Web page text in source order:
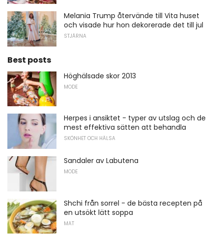
Melania Trump återvände till Vita huset
och visade hur hon dekorerade det till jul
STJÄRNA
Best posts
Höghälsade skor 2013
MODE
Herpes i ansiktet - typer av utslag och de
mest effektiva sätten att behandla
SKÖNHET OCH HÄLSA
Sandaler av Labutena
MODE
Shchi från sorrel - de bästa recepten på
en utsökt lätt soppa
MAT